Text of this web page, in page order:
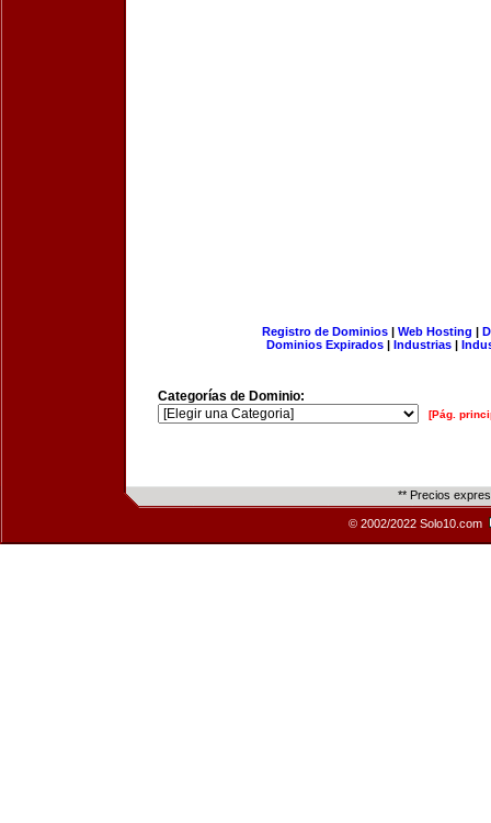
Registro de Dominios| Web Hosting |
Dominios Expirados | Industrias |
Categorías de Dominio:
[Pág.
** Precios
© 2002/2022 Solo10.com